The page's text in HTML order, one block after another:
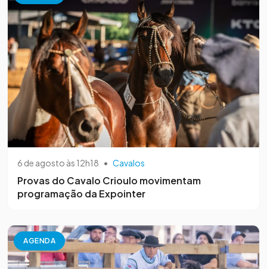
6 de agosto às 12h18 • Cavalos
Provas do Cavalo Crioulo movimentam
programação da Expointer
AGENDA